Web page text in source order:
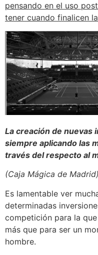
pensando en el uso
tener cuando finalicen
La creación de nuevas
siempre aplicando las
través del respecto al
(Caja Mágica de Madrid)
Es lamentable ver
determinadas
competición para la
más que para ser un
hombre.